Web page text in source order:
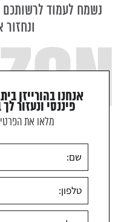
נשמח לעמוד
אנחנו בהורייזן
פיננסי ונעזור
מלאו את